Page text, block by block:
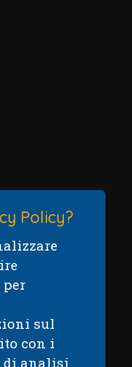
Policy?
per
sul
con i
di analisi